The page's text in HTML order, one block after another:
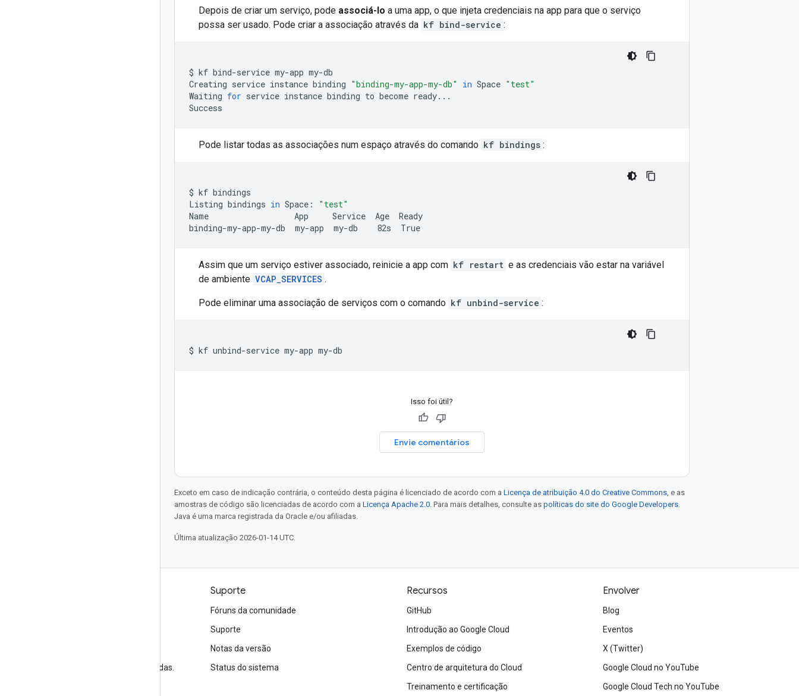
Depois de criar um serviço, pode associá-lo a uma app, o que injeta credenciais na app para que o serviço
possa ser usado. Pode criar a associação através da kf bind-service :
$ kf bind-service my-app my-db
Creating service instance binding "binding-my-app-my-db" in Space "test"
Waiting for service instance binding to become ready...
Pode listar todas as associações num espaço através do comando kf bindings :
$ kf bindings
Listing bindings in Space:
"test"
Name
App Service Age
Ready
binding-my-app-my-db
my-app my-db 82s
Assim que um serviço estiver associado, reinicie a app com kf restart e as credenciais vão estar na variável
de ambiente VCAP_SERVICES .
Pode eliminar uma associação de serviços com o comando kf unbind-service :
$ kf unbind-service my-app
Isso foi útil?
Envie comentários
Exceto em caso de indicação contrária, o conteúdo desta página é licenciado de acordo com a Licença de atribuição 4.0 do Creative Commons, e as
amostras de código são licenciadas de acordo com a Licença Apache 2.0. Para mais detalhes, consulte as políticas do site do Google Developers.
Java é uma marca registrada da Oracle e/ou afiliadas.
Última atualização 2026-01-14 UTC.
Entre em contato com a equipe de vendas.
Suporte
Fóruns da comunidade
Suporte
Notas da versão
Status do sistema
Recursos
GitHub
Introdução ao Google Cloud
Exemplos de código
Centro de arquitetura do Cloud
Treinamento e certificação
Envolver
Blog
Eventos
X (Twitter)
Google Cloud no YouTube
Google Cloud Tech no YouTube